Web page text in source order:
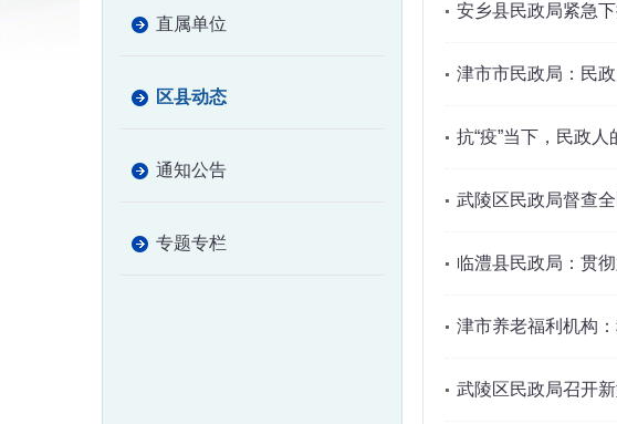
直属单位
区县动态
通知公告
专题专栏
安乡县民政局紧急
津市市民政局：民
抗“疫”当下，民政人
武陵区民政局督查
临澧县民政局：贯
津市养老福利机构
武陵区民政局召开